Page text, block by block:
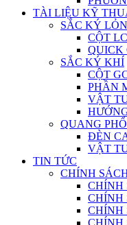
TÀI LIỆU KỸ
SẮC KÝ
CỘT LC
QUICK
SẮC KÝ KHÍ
CỘT
PHẦN
VẬT
QUANG PHỔ
ĐÈN
VẬT
TIN TỨC
CHÍNH
CHÍNH
CHÍNH
CHÍNH
CHÍNH